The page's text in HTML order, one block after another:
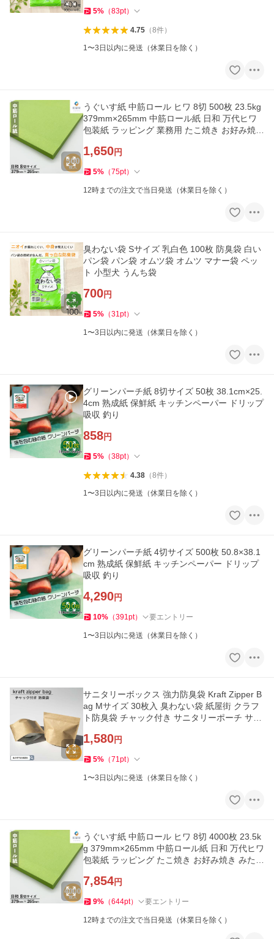
5% （83pt）
4.75（8件）
1〜3日以内に発送（休業日を除く）
うぐいす紙 中筋ロール ヒワ 8切 500枚 23.5kg
379mm×265mm 中筋ロール紙 日和 万代ヒワ
包装紙 ラッピング 業務用 たこ焼き お好み焼き
1,650円
5% （75pt）
12時までの注文で当日発送（休業日を除く）
臭わない袋 Sサイズ 乳白色 100枚 防臭袋 白い
パン袋 パン袋 オムツ袋 オムツ マナー袋 ペッ
ト 小型犬 うんち袋
700円
5% （31pt）
1〜3日以内に発送（休業日を除く）
グリーンパーチ紙 8切サイズ 50枚 38.1cm×25.
4cm 熟成紙 保鮮紙 キッチンペーパー ドリップ
吸収 釣り
858円
5% （38pt）
4.38（8件）
1〜3日以内に発送（休業日を除く）
グリーンパーチ紙 4切サイズ 500枚 50.8×38.1
cm 熟成紙 保鮮紙 キッチンペーパー ドリップ
吸収 釣り
4,290円
10% （391pt） 要エントリー
1〜3日以内に発送（休業日を除く）
サニタリーボックス 強力防臭袋 Kraft Zipper B
ag Mサイズ 30枚入 臭わない袋 紙屋街 クラフ
ト防臭袋 チャック付き サニタリーポーチ サニ
1,580円
5% （71pt）
1〜3日以内に発送（休業日を除く）
うぐいす紙 中筋ロール ヒワ 8切 4000枚 23.5k
g 379mm×265mm 中筋ロール紙 日和 万代ヒワ
包装紙 ラッピング たこ焼き お好み焼き みたら
7,854円
9% （644pt） 要エントリー
12時までの注文で当日発送（休業日を除く）